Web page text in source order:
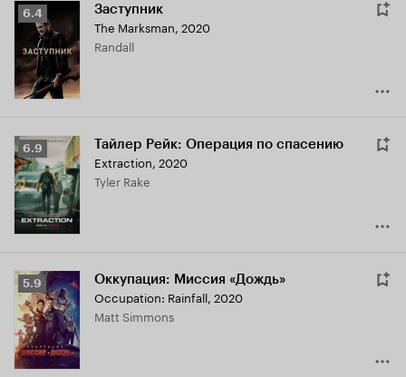
Рейтинг
Кинопоиска
6.4
6.4 Заступник
The Marksman, 2020
Randall
Рейтинг
Кинопоиска
6.9
6.9 Тайлер Рейк: Операция по спасению
Extraction, 2020
Tyler Rake
Рейтинг
Кинопоиска
5.9
5.9 Оккупация: Миссия «Дождь»
Occupation: Rainfall, 2020
Matt Simmons